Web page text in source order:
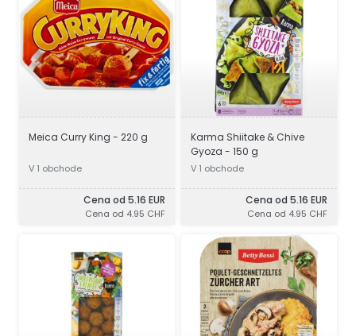
Meica Curry King - 220 g
V 1 obchode
Cena od 5.16 EUR
Cena od 4.95 CHF
Karma Shiitake & Chive
Gyoza - 150 g
V 1 obchode
Cena od 5.16 EUR
Cena od 4.95 CHF